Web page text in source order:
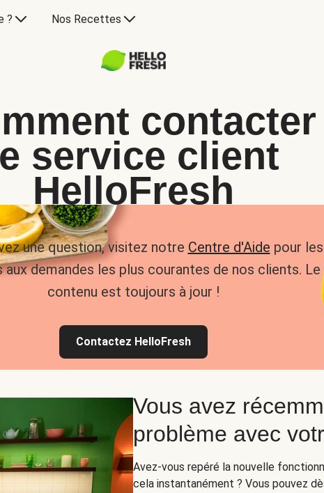
? Nos Recettes
contacter
service client
HelloFresh
une question, visitez notre Centre d'Aide pour les
aux demandes les plus courantes de nos clients. Le
contenu est toujours à jour !
Contactez HelloFresh
Vous avez
problème avec
Avez-vous repéré la nouvelle
cela instantanément ? Vous pouvez